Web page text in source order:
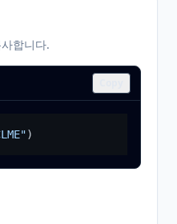
합니다.
)